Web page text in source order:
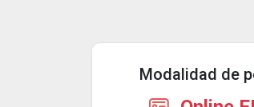
Modalidad de